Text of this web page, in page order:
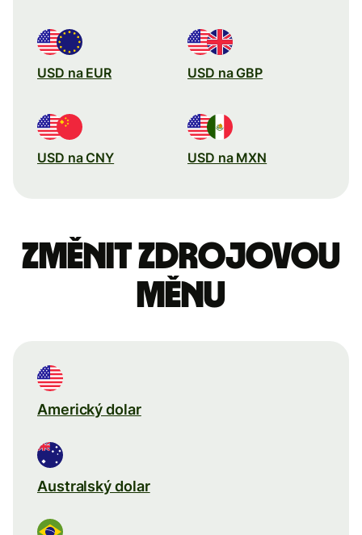
USD na EUR USD na GBP
USD na CNY USD na MXN
Změnit zdrojovou
měnu
Americký dolar
Australský dolar